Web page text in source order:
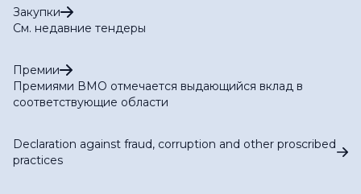
Закупки
См. недавние тендеры
Премии
Премиями ВМО отмечается выдающийся вклад в
соответствующие области
Declaration against fraud, corruption and other proscribed
practices